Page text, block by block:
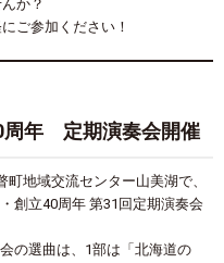
か？
ご参加ください！
周年 定期演奏会開催
町地域交流センター山美湖で、
創立40周年 第31 回定期演奏会
の選曲は、 1部は「北海道の